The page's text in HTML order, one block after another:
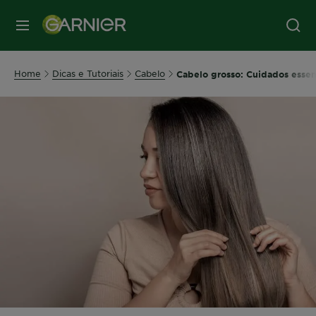
MENU
Home Dicas e Tutoriais Cabelo Cabelo grosso: Cuidados